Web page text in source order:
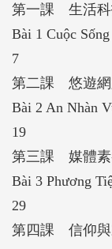
第一課 生活科
Bài 1 Cuộc
7
第二課 悠遊網
Bài 2 An Nhàn
19
第三課 媒體素
Bài 3 Phương
29
第四課 信仰與